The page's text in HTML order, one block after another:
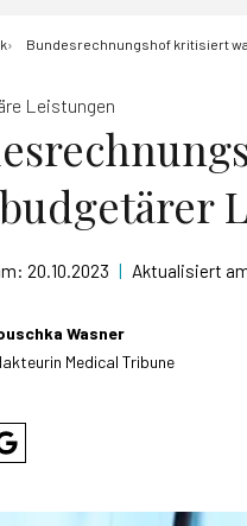
Bundesrechnungshof kritisiert
Leistungen
20.10.2023 | Aktualisiert
Wasner
Medical Tribune